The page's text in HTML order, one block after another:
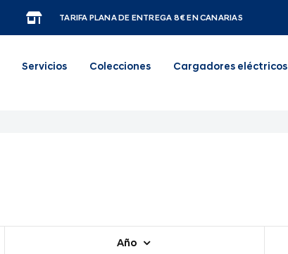
TARIFA PLANA DE ENTREGA 8€ EN CANARIAS
Servicios Colecciones Cargadores eléctricos
Año